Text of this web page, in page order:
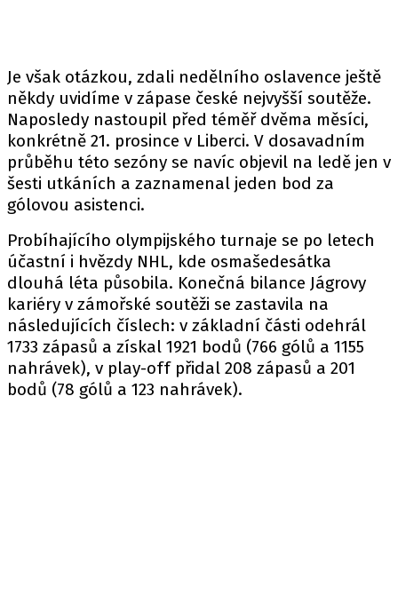
Je však otázkou, zdali nedělního oslavence ještě
někdy uvidíme v zápase české nejvyšší soutěže.
Naposledy nastoupil před téměř dvěma měsíci,
konkrétně 21. prosince v Liberci. V dosavadním
průběhu této sezóny se navíc objevil na ledě jen v
šesti utkáních a zaznamenal jeden bod za
gólovou asistenci.
Probíhajícího olympijského turnaje se po letech
účastní i hvězdy NHL, kde osmašedesátka
dlouhá léta působila. Konečná bilance Jágrovy
kariéry v zámořské soutěži se zastavila na
následujících číslech: v základní části odehrál
1733 zápasů a získal 1921 bodů (766 gólů a 1155
nahrávek), v play-off přidal 208 zápasů a 201
bodů (78 gólů a 123 nahrávek).